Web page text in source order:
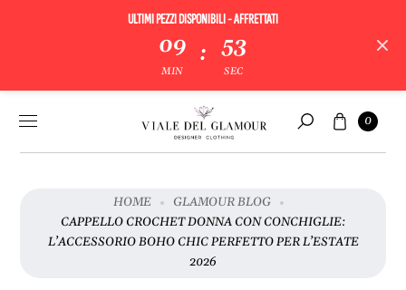
contenuto
ULTIMI PEZZI DISPONIBILI - AFFRETTATI
09
MIN
: 53
SEC
Cerca
Carrello
0
HOME
GLAMOUR BLOG
CAPPELLO CROCHET DONNA CON CONCHIGLIE:
L’ACCESSORIO BOHO CHIC PERFETTO PER L’ESTATE
2026